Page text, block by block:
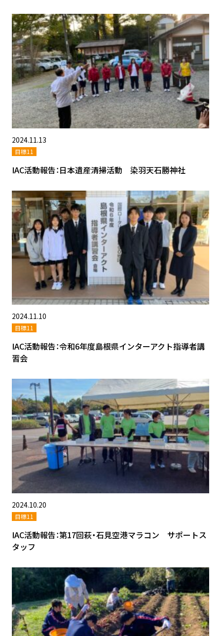
2024.11.13
目標11
IAC活動報告：日本遺産清掃活動 染羽天石勝神社
2024.11.10
目標11
IAC活動報告：令和6年度島根県インターアクト指導者講
習会
2024.10.20
目標11
IAC活動報告：第17回萩・石見空港マラコン サポートス
タッフ